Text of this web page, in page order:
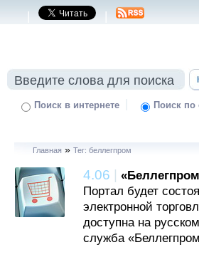
| |
Поиск в интернете | Поиск по
Главная » Тег: беллегпром
4.06
Портал будет
электронной
доступна на
служба